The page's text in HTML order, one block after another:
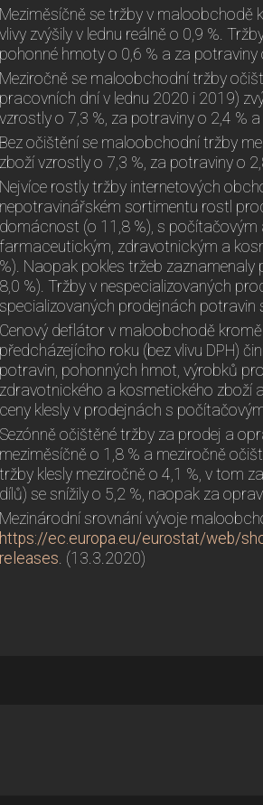
Meziměsíčně se tržby v maloobchodě
vlivy zvýšily v lednu reálně o 0,9 %.
pohonné hmoty o 0,6 % a za potraviny
Meziročně se maloobchodní tržby
pracovních dní v lednu 2020 i 2019)
vzrostly o 7,3 %, za potraviny o 2,4 %
Bez očištění se maloobchodní tržby
zboží vzrostly o 7,3 %, za potraviny o
Nejvíce rostly tržby internetových
nepotravinářském sortimentu rostl
domácnost (o 11,8 %), s počítačovým
farmaceutickým, zdravotnickým a
%). Naopak pokles tržeb
8,0 %). Tržby v nespecializovaných
specializovaných prodejnách potravin
Cenový deflátor v maloobchodě
předcházejícího roku (bez vlivu DPH)
potravin, pohonných hmot, výrobků
zdravotnického a kosmetického zboží
ceny klesly v prodejnách s
Sezónně očištěné tržby za prodej a
meziměsíčně o 1,8 % a meziročně
tržby klesly meziročně o 4,1 %, v tom
dílů) se snížily o 5,2 %, naopak za
Mezinárodní srovnání vývoje
https://ec.europa.eu/eurostat/web/
releases. (13.3.2020)